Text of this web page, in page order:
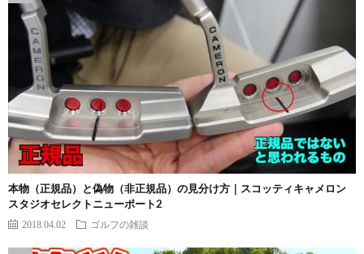
本物（正規品）と偽物（非正規品）の見分け方｜スコッティキャメロン
スタジオセレクトニューポート2
2018.04.02 ゴルフの雑談